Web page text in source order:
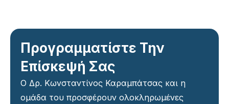
Προγραμματίστε Την
Επίσκεψή Σας
Ο Δρ. Κωνσταντίνος Καραμπάτσας και η
ομάδα του προσφέρουν ολοκληρωμένες